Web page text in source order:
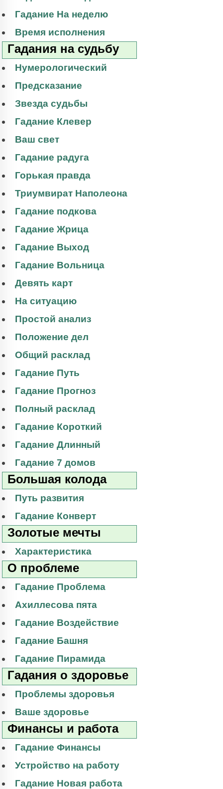
Гадание На неделю
Время исполнения
Гадания на судьбу
Нумерологический
Предсказание
Звезда судьбы
Гадание Клевер
Ваш свет
Гадание радуга
Горькая правда
Триумвират Наполеона
Гадание подкова
Гадание Жрица
Гадание Выход
Гадание Вольница
Девять карт
На ситуацию
Простой анализ
Положение дел
Общий расклад
Гадание Путь
Гадание Прогноз
Полный расклад
Гадание Короткий
Гадание Длинный
Гадание 7 домов
Большая колода
Путь развития
Гадание Конверт
Золотые мечты
Характеристика
О проблеме
Гадание Проблема
Ахиллесова пята
Гадание Воздействие
Гадание Башня
Гадание Пирамида
Гадания о здоровье
Проблемы здоровья
Ваше здоровье
Финансы и работа
Гадание Финансы
Устройство на работу
Гадание Новая работа